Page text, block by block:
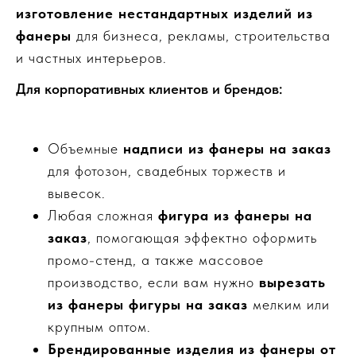
изготовление нестандартных изделий из
фанеры для бизнеса, рекламы, строительства
и частных интерьеров.
Для корпоративных клиентов и брендов:
Объемные надписи из фанеры на заказ
для фотозон, свадебных торжеств и
вывесок.
Любая сложная фигура из фанеры на
заказ, помогающая эффектно оформить
промо-стенд, а также массовое
производство, если вам нужно вырезать
из фанеры фигуры на заказ мелким или
крупным оптом.
Брендированные изделия из фанеры от